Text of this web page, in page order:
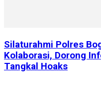
Silaturahmi Polres
Kolaborasi, Dorong
Tangkal Hoaks